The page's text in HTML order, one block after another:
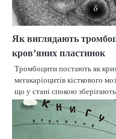
Як виглядають
кров’яних пластинок
Тромбоцити постають як
мегакаріоцитів кісткового
що у стані спокою